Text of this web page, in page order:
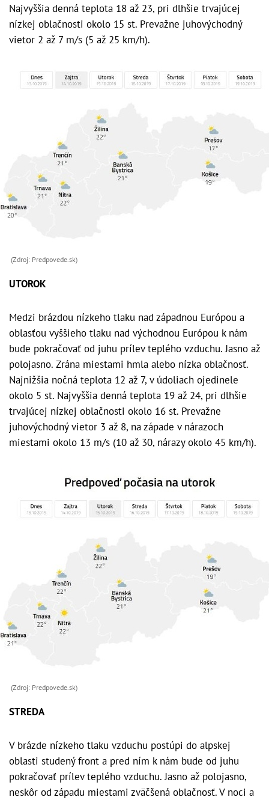
Najvyššia denná teplota 18 až 23, pri dlhšie trvajúcej
nízkej oblačnosti okolo 15 st. Prevažne juhovýchodný
vietor 2 až 7 m/s (5 až 25 km/h).
(Zdroj: Predpovede.sk)
UTOROK
Medzi brázdou nízkeho tlaku nad západnou Európou a
oblasťou vyššieho tlaku nad východnou Európou k nám
bude pokračovať od juhu prílev teplého vzduchu. Jasno až
polojasno. Zrána miestami hmla alebo nízka oblačnosť.
Najnižšia nočná teplota 12 až 7, v údoliach ojedinele
okolo 5 st. Najvyššia denná teplota 19 až 24, pri dlhšie
trvajúcej nízkej oblačnosti okolo 16 st. Prevažne
juhovýchodný vietor 3 až 8, na západe v nárazoch
miestami okolo 13 m/s (10 až 30, nárazy okolo 45 km/h).
(Zdroj: Predpovede.sk)
STREDA
V brázde nízkeho tlaku vzduchu postúpi do alpskej
oblasti studený front a pred ním k nám bude od juhu
pokračovať prílev teplého vzduchu. Jasno až polojasno,
neskôr od západu miestami zväčšená oblačnosť. V noci a